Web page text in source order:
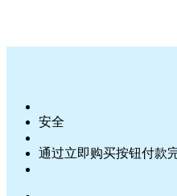
安全
通过立即购买按钮付款